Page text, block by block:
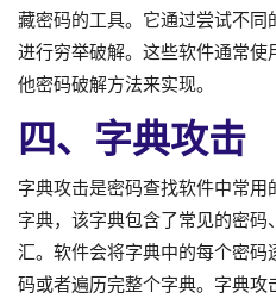
藏密码的工具。它通过尝试不同
进行穷举破解。这些软件通常
他密码破解方法来实现。
四、字典攻击
字典攻击是密码查找软件中常
字典，该字典包含了常见的密码
汇。软件会将字典中的每个密码
码或者遍历完整个字典。字典